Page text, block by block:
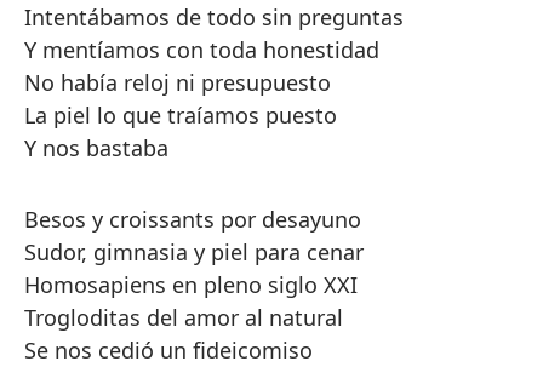
Intentábamos de todo sin preguntas
Y mentíamos con toda honestidad
No había reloj ni presupuesto
La piel lo que traíamos puesto
Y nos bastaba
Besos y croissants por desayuno
Sudor, gimnasia y piel para cenar
Homosapiens en pleno siglo XXI
Trogloditas del amor al natural
Se nos cedió un fideicomiso